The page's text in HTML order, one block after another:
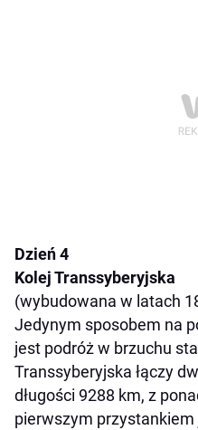
Dzień 4
Kolej Transsyberyjska
(wybudowana w latach
Jedynym sposobem na
jest podróż w brzuchu
Transsyberyjska łączy
długości 9288 km, z
pierwszym